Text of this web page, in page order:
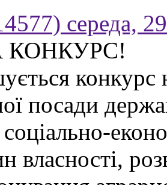
середа,
КОНКУРС!
конкурс
посади
соціально-
власності,